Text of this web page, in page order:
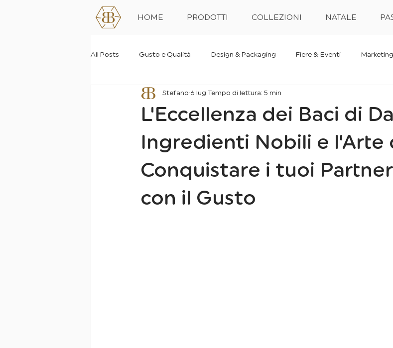
HOME PRODOTTI COLLEZIONI NATALE
All Posts Gusto e Qualità Design & Packaging Fiere & Eventi
L'Eccellenza dei Baci di
Ingredienti Nobili e l'Arte
Conquistare i tuoi
con il Gusto
Stefano 6 lug Tempo di lettura: 5 min